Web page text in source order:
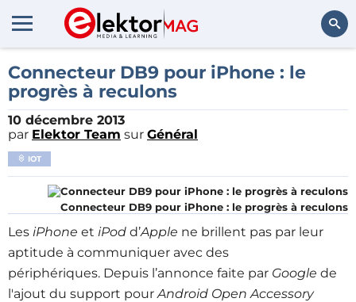
Rechercher
Connecteur DB9 pour iPhone : le
progrès à reculons
10 décembre 2013
par Elektor Team sur Général
IOT
Connecteur DB9 pour iPhone : le progrès à reculons
Les iPhone et iPod d’Apple ne brillent pas par leur
aptitude à communiquer avec des
périphériques. Depuis l’annonce faite par Google de
l'ajout du support pourAndroid Open Accessory